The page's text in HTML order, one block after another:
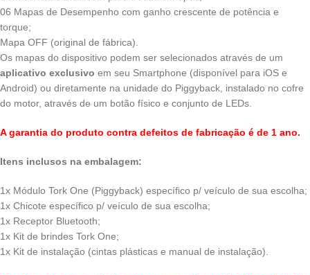
06 Mapas de Desempenho com ganho crescente de potência e
torque;
Mapa OFF (original de fábrica).
Os mapas do dispositivo podem ser selecionados através de um
aplicativo exclusivo em seu Smartphone (disponível para iOS e
Android) ou diretamente na unidade do Piggyback, instalado no cofre
do motor, através de um botão físico e conjunto de LEDs.
A garantia do produto contra defeitos de fabricação é de 1 ano.
Itens inclusos na embalagem:
1x Módulo Tork One (Piggyback) específico p/ veículo de sua escolha;
1x Chicote específico p/ veículo de sua escolha;
1x Receptor Bluetooth;
1x Kit de brindes Tork One;
1x Kit de instalação (cintas plásticas e manual de instalação).